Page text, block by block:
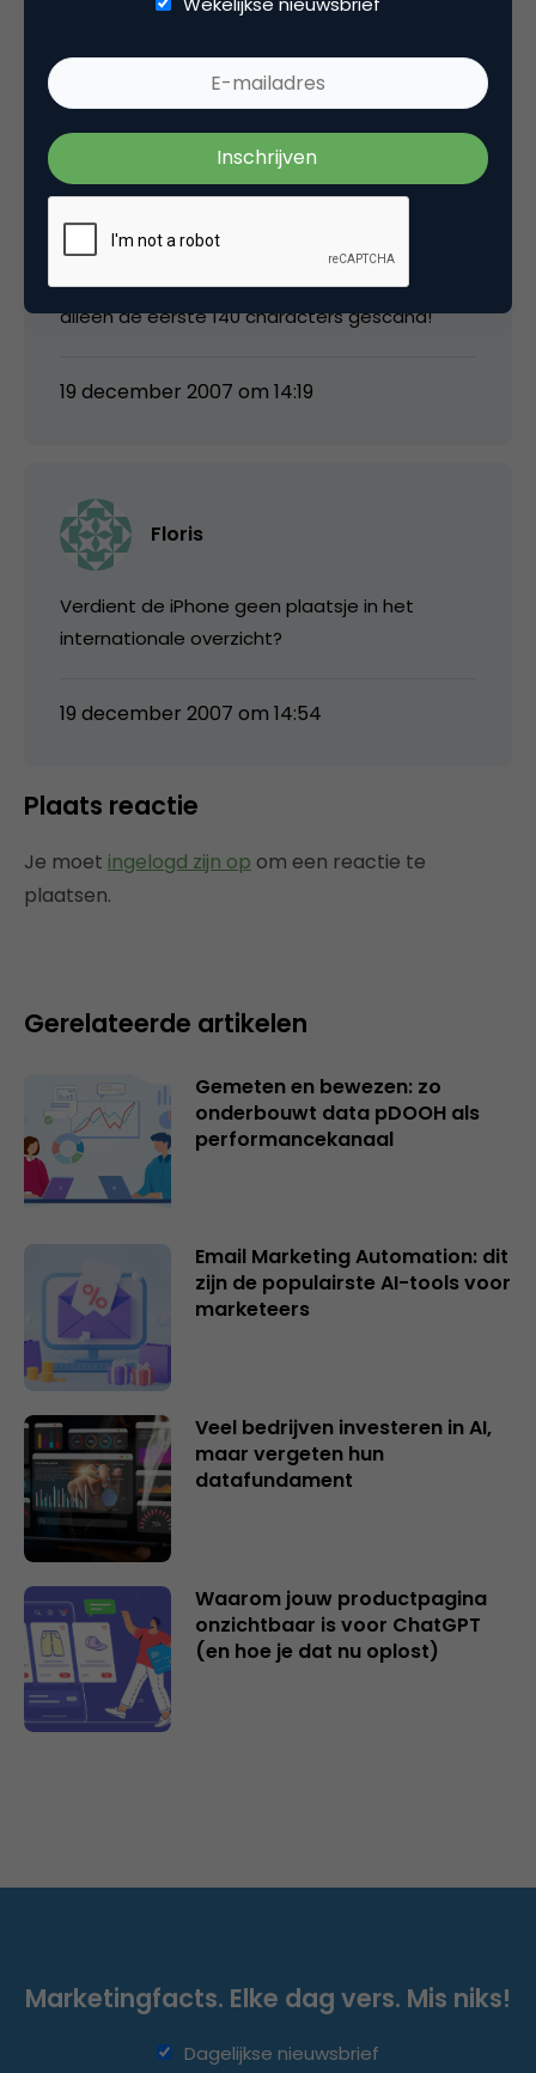
19 december 2007 om 14:14
@marco: oeps.. je hebt gelijk. ik had schijnbaar
alleen de eerste 140 characters gescand!
19 december 2007 om 14:19
Floris
Verdient de iPhone geen plaatsje in het
internationale overzicht?
19 december 2007 om 14:54
Plaats reactie
Je moet ingelogd zijn op om een reactie te
plaatsen.
Gerelateerde artikelen
Gemeten en bewezen: zo
onderbouwt data pDOOH als
performancekanaal
Email Marketing Automation: dit
zijn de populairste AI-tools voor
marketeers
Veel bedrijven investeren in AI,
maar vergeten hun
datafundament
Waarom jouw productpagina
onzichtbaar is voor ChatGPT
(en hoe je dat nu oplost)
Marketingfacts. Elke dag vers. Mis niks!
Dagelijkse nieuwsbrief